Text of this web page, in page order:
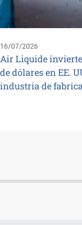
16/07/2026
Air Liquide
de dólares en EE.
industria de